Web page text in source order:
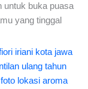
untuk buka puasa
yang tinggal